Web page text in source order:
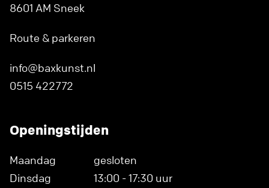
8601 AM Sneek
Route & parkeren
info@baxkunst.nl
0515 422772
Openingstijden
Maandag
gesloten
Dinsdag
13:00 - 17:30 uur